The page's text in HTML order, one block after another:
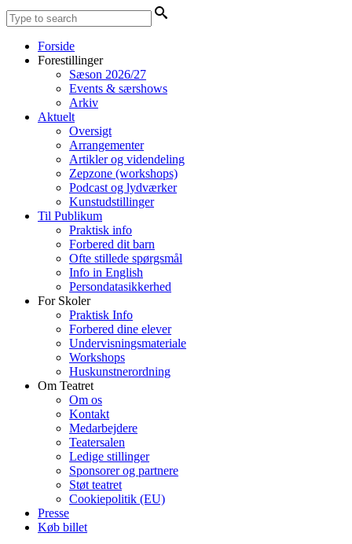
Forside
Forestillinger
Sæson 2026/27
Events & særshows
Arkiv
Aktuelt
Oversigt
Arrangementer
Artikler og videndeling
Zepzone (workshops)
Podcast og lydværker
Kunstudstillinger
Til Publikum
Praktisk info
Forbered dit barn
Ofte stillede spørgsmål
Info in English
Persondatasikkerhed
For Skoler
Praktisk Info
Forbered dine elever
Undervisningsmateriale
Workshops
Huskunstnerordning
Om Teatret
Om os
Kontakt
Medarbejdere
Teatersalen
Ledige stillinger
Sponsorer og partnere
Støt teatret
Cookiepolitik (EU)
Presse
Køb billet